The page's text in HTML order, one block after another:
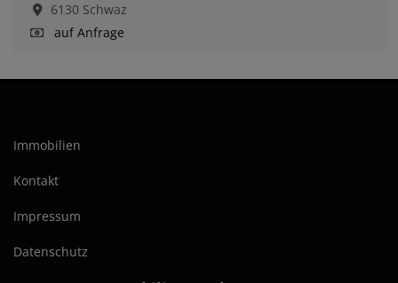
6130 Schwaz
auf Anfrage
Immobilien
Kontakt
Impressum
Datenschutz